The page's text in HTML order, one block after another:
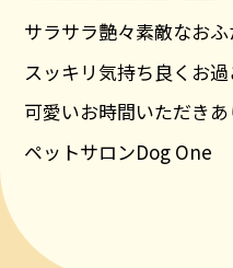
サラサラ艶々素敵なおふ
スッキリ気持ち良くお
可愛いお時間いただき
ペットサロンDog One